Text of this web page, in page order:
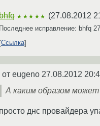
★★★★★ (27.08.2012
Последнее исправление: bhfq
Ссылка
от eugeno 27.08.2012
А каким образом
просто днс провайдера